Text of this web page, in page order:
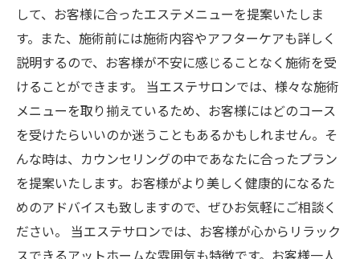
して、お客様に合ったエステメニューを提案いたしま
す。また、施術前には施術内容やアフターケアも詳しく
説明するので、お客様が不安に感じることなく施術を受
けることができます。 当エステサロンでは、様々な施術
メニューを取り揃えているため、お客様にはどのコース
を受けたらいいのか迷うこともあるかもしれません。そ
んな時は、カウンセリングの中であなたに合ったプラン
を提案いたします。お客様がより美しく健康的になるた
めのアドバイスも致しますので、ぜひお気軽にご相談く
ださい。 当エステサロンでは、お客様が心からリラック
スできるアットホームな雰囲気も特徴です。お客様一人